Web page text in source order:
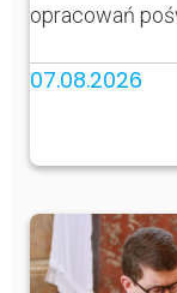
opracowań
07.08.2026